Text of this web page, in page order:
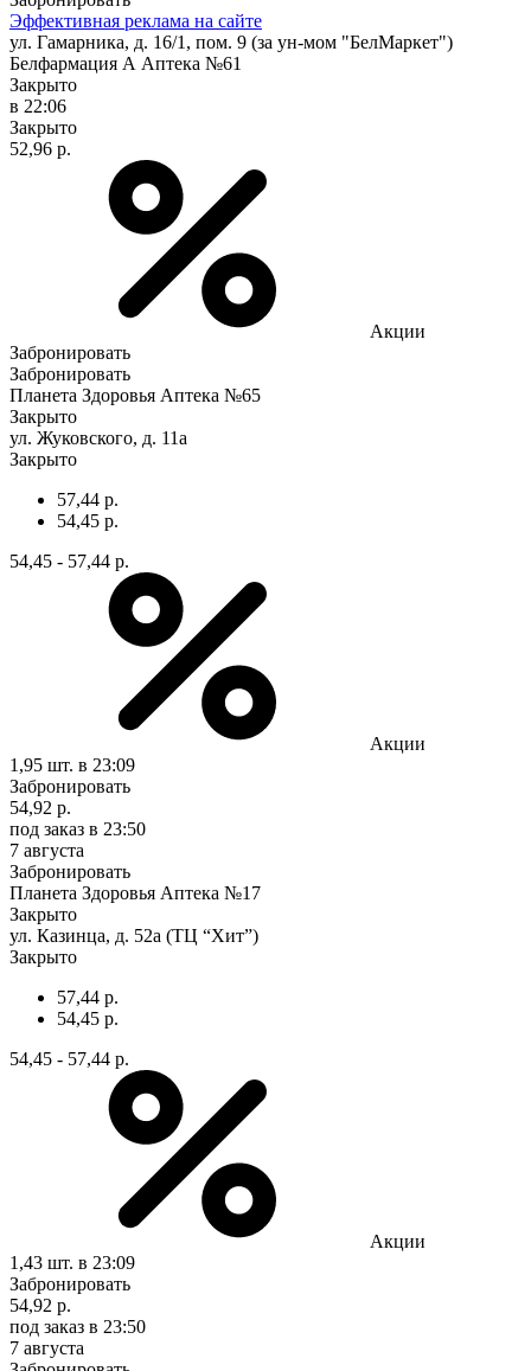
Эффективная реклама на сайте
ул. Гамарника, д. 16/1, пом. 9 (за ун-мом "БелМаркет")
Белфармация А Аптека №61
Закрыто
в 22:06
Закрыто
52,96 р.
Акции
Забронировать
Забронировать
Планета Здоровья Аптека №65
Закрыто
ул. Жуковского, д. 11а
Закрыто
57,44 р.
54,45 р.
54,45 - 57,44 р.
Акции
1,95 шт. в 23:09
Забронировать
54,92 р.
под заказ в 23:50
7 августа
Забронировать
Планета Здоровья Аптека №17
Закрыто
ул. Казинца, д. 52а (ТЦ “Хит”)
Закрыто
57,44 р.
54,45 р.
54,45 - 57,44 р.
Акции
1,43 шт. в 23:09
Забронировать
54,92 р.
под заказ в 23:50
7 августа